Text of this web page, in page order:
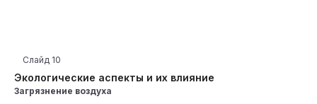
Экологические аспекты и их влияние
Слайд 10
Загрязнение воздуха